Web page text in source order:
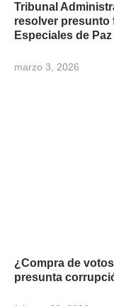
Tribunal
resolver presunto
Especiales de
marzo 3, 2026
¿Compra de
presunta